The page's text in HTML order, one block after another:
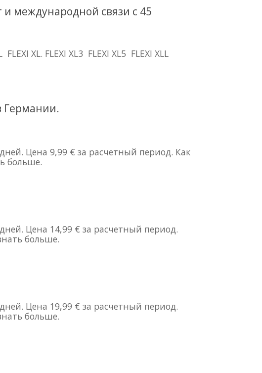
и международной связи с 45
XL. FLEXI XL3 FLEXI XL5 FLEXI XLL
Германии.
Цена 9,99 € за расчетный период. Как
больше.
Цена 14,99 € за расчетный период.
больше.
Цена 19,99 € за расчетный период.
больше.